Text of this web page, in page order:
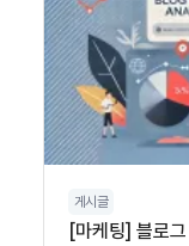
게시글
[마케팅] 블로